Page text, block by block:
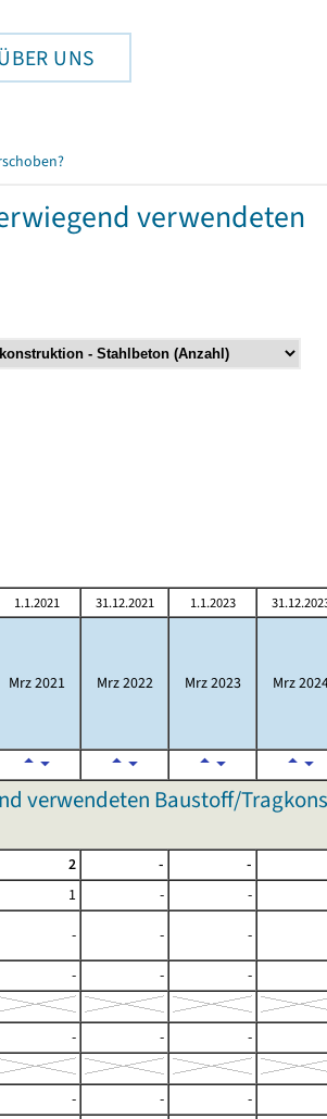
UNS
verwendeten
1.1.2021 31.12.2021 1.1.2023
Mrz 2021 Mrz 2022 Mrz 2023 Mrz
verwendeten Baustoff/
2 -
-
1 -
-
- -
-
- -
-
- -
-
- -
-